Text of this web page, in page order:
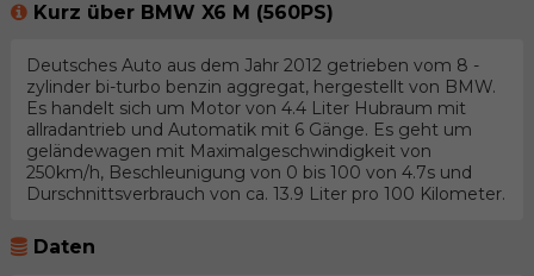
Kurz über BMW X6 M (560PS)
Deutsches Auto aus dem Jahr 2012 getrieben vom 8 -
zylinder bi-turbo benzin aggregat, hergestellt von BMW.
Es handelt sich um Motor von 4.4 Liter Hubraum mit
allradantrieb und Automatik mit 6 Gänge. Es geht um
geländewagen mit Maximalgeschwindigkeit von
250km/h, Beschleunigung von 0 bis 100 von 4.7s und
Durschnittsverbrauch von ca. 13.9 Liter pro 100 Kilometer.
Daten